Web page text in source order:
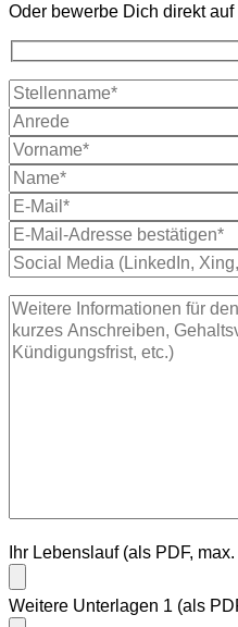
Oder bewerbe Dich direkt
Ihr Lebenslauf (als PDF,
Weitere Unterlagen 1 (als